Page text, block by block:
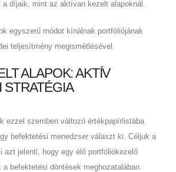
díjaik, mint az aktívan kezelt alapoknál.
egyszerű módot kínálnak portfóliójának
teljesítmény megismétlésével.
ALAPOK: AKTÍV
STRATÉGIA
ezzel szemben változó értékpapírlistába
befektetési menedzser választ ki. Céljuk a
azt jelenti, hogy egy élő portfóliókezelő
befektetési döntések meghozatalában.